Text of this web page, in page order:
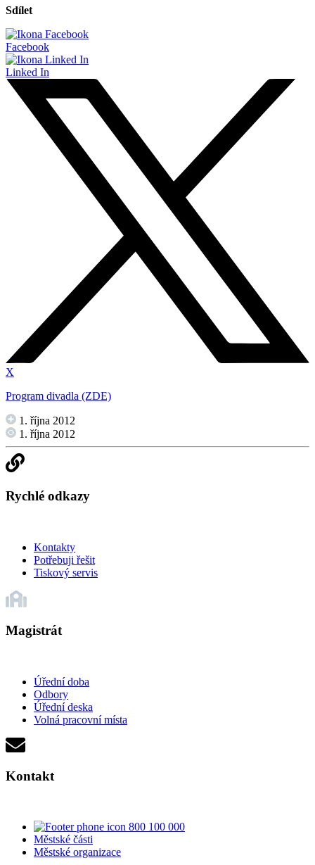
Sdílet
Facebook
Linked In
X
Program divadla (ZDE)
1. října 2012
1. října 2012
Rychlé odkazy
Kontakty
Potřebuji řešit
Tiskový servis
Magistrát
Úřední doba
Odbory
Úřední deska
Volná pracovní místa
Kontakt
800 100 000
Městské části
Městské organizace